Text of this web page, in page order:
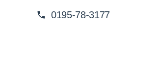
0195-78-3177